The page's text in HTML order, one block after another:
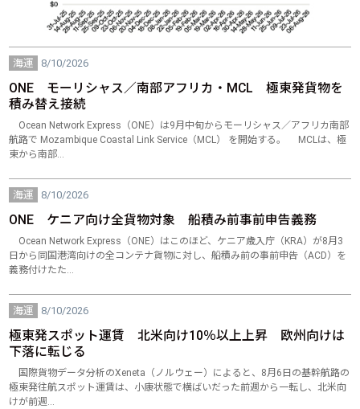
海運 8/10/2026
ONE モーリシャス／南部アフリカ・MCL 極東発貨物を
積み替え接続
Ocean Network Express（ONE）は9月中旬からモーリシャス／アフリカ南部
航路で Mozambique Coastal Link Service（MCL） を開始する。 MCLは、極
東から南部…
海運 8/10/2026
ONE ケニア向け全貨物対象 船積み前事前申告義務
Ocean Network Express（ONE）はこのほど、ケニア歳入庁（KRA）が8月3
日から同国港湾向けの全コンテナ貨物に対し、船積み前の事前申告（ACD）を
義務付けたた…
海運 8/10/2026
極東発スポット運賃 北米向け10％以上上昇 欧州向けは
下落に転じる
国際貨物データ分析のXeneta（ノルウェー）によると、8月6日の基幹航路の
極東発往航スポット運賃は、小康状態で横ばいだった前週から一転し、北米向
けが前週…